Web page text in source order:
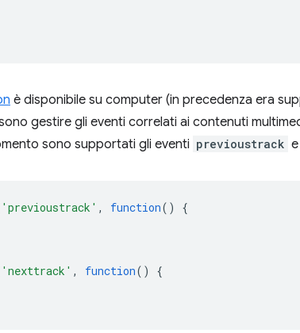
è disponibile su computer (in precedenza era
gestire gli eventi correlati ai contenuti
sono supportati gli eventi previoustrack e
'previoustrack' , function()
{
'nexttrack' , function()
{